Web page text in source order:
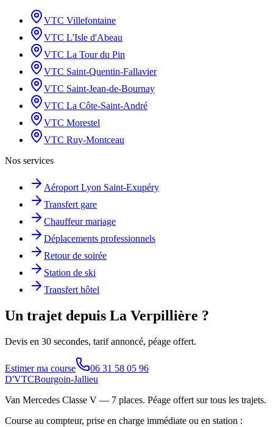
VTC Villefontaine
VTC L'Isle d'Abeau
VTC La Tour du Pin
VTC Saint-Quentin-Fallavier
VTC Saint-Jean-de-Bournay
VTC La Côte-Saint-André
VTC Morestel
VTC Ruy-Montceau
Nos services
Aéroport Lyon Saint-Exupéry
Transfert gare
Chauffeur mariage
Déplacements professionnels
Retour de soirée
Station de ski
Transfert hôtel
Un trajet depuis La Verpillière ?
Devis en 30 secondes, tarif annoncé, péage offert.
Estimer ma course
06 31 58 05 96
D'VTCBourgoin-Jallieu
Van Mercedes Classe V — 7 places. Péage offert sur tous les trajets.
Course au compteur, prise en charge immédiate ou en station :